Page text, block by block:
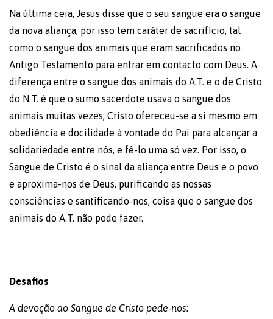
Na última ceia, Jesus disse que o seu sangue era o sangue
da nova aliança, por isso tem caráter de sacrifício, tal
como o sangue dos animais que eram sacrificados no
Antigo Testamento para entrar em contacto com Deus. A
diferença entre o sangue dos animais do A.T. e o de Cristo
do N.T. é que o sumo sacerdote usava o sangue dos
animais muitas vezes; Cristo ofereceu-se a si mesmo em
obediência e docilidade à vontade do Pai para alcançar a
solidariedade entre nós, e fê-lo uma só vez. Por isso, o
Sangue de Cristo é o sinal da aliança entre Deus e o povo
e aproxima-nos de Deus, purificando as nossas
consciências e santificando-nos, coisa que o sangue dos
animais do A.T. não pode fazer.
Desafios
A devoção ao Sangue de Cristo pede-nos: